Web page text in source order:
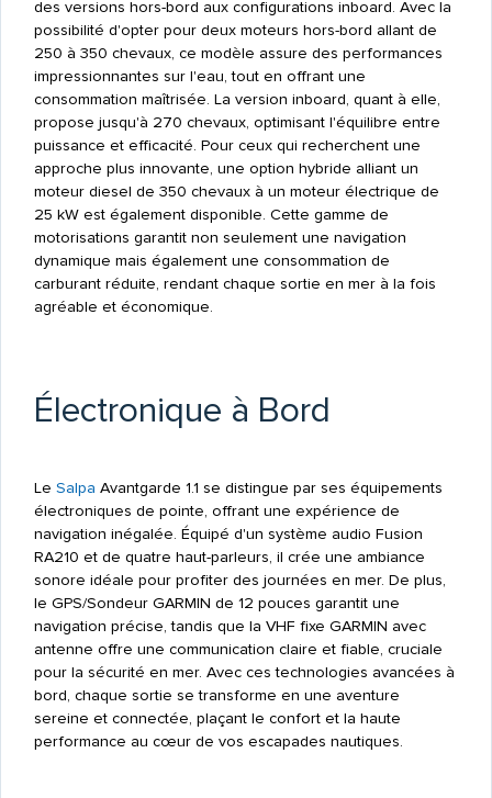
des versions hors-bord aux configurations inboard. Avec la
possibilité d'opter pour deux moteurs hors-bord allant de
250 à 350 chevaux, ce modèle assure des performances
impressionnantes sur l'eau, tout en offrant une
consommation maîtrisée. La version inboard, quant à elle,
propose jusqu'à 270 chevaux, optimisant l'équilibre entre
puissance et efficacité. Pour ceux qui recherchent une
approche plus innovante, une option hybride alliant un
moteur diesel de 350 chevaux à un moteur électrique de
25 kW est également disponible. Cette gamme de
motorisations garantit non seulement une navigation
dynamique mais également une consommation de
carburant réduite, rendant chaque sortie en mer à la fois
agréable et économique.
Électronique à Bord
Le Salpa Avantgarde 1.1 se distingue par ses équipements
électroniques de pointe, offrant une expérience de
navigation inégalée. Équipé d'un système audio Fusion
RA210 et de quatre haut-parleurs, il crée une ambiance
sonore idéale pour profiter des journées en mer. De plus,
le GPS/Sondeur GARMIN de 12 pouces garantit une
navigation précise, tandis que la VHF fixe GARMIN avec
antenne offre une communication claire et fiable, cruciale
pour la sécurité en mer. Avec ces technologies avancées à
bord, chaque sortie se transforme en une aventure
sereine et connectée, plaçant le confort et la haute
performance au cœur de vos escapades nautiques.